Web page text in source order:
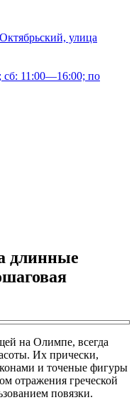
улица
11:00—16:00; по
длинные
на Олимпе, всегда
Их прически,
и точеные фигуры
отражения греческой
повязки.